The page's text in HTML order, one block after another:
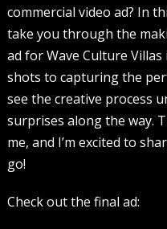
commercial video ad? In
take you through the
ad for Wave Culture
shots to capturing the
see the creative process
surprises along the way.
me, and I’m excited to
go!
Check out the final ad: